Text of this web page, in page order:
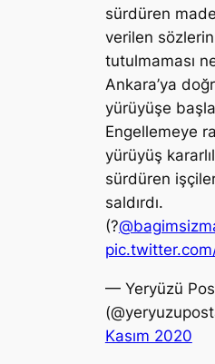
sürdüren
verilen sözlerin
tutulmaması
Ankara’ya
yürüyüşe
Engellemeye
yürüyüş
sürdüren
saldırdı.
(?️
— Yeryüzü
Kasım 2020